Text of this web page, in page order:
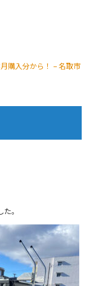
購入分から！ – 名取市
。